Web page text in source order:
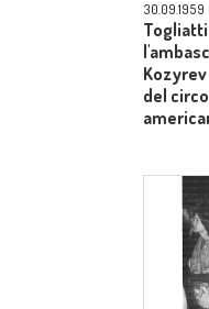
30.09.1959
del